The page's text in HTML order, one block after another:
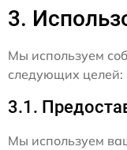
3.
Мы используем
следующих целей:
3.1.
Мы используем